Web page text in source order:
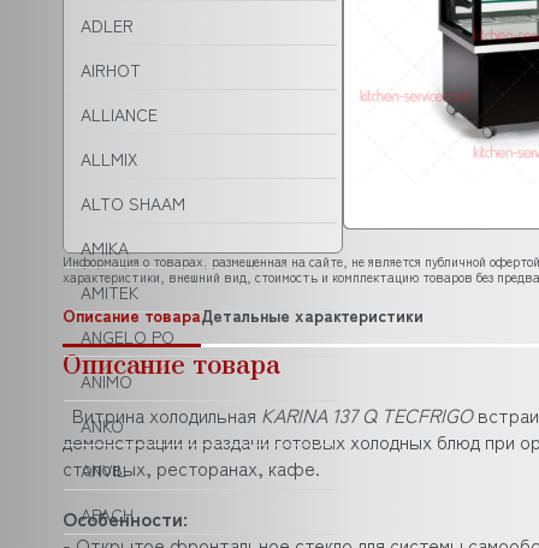
ADLER
AIRHOT
ALLIANCE
ALLMIX
ALTO SHAAM
AMIKA
AMITEK
ANGELO PO
ANIMO
ANKO
ANVIL
APACH
Информация о товарах, размещенная на сайте, не является публичной
характеристики, внешний вид, стоимость и комплектацию товаров без
Описание товараДетальные характеристики
Описание товара
Витрина холодильная KARINA 137 Q TECFRIGO
демонстрации и раздачи готовых холодных блюд при
столовых, ресторанах, кафе.
Особенности: